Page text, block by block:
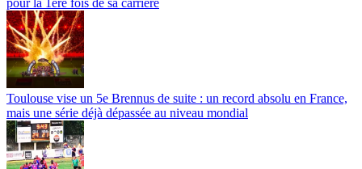
pour la 1ère fois de sa carrière
Toulouse vise un 5e Brennus de suite : un record absolu en France,
mais une série déjà dépassée au niveau mondial